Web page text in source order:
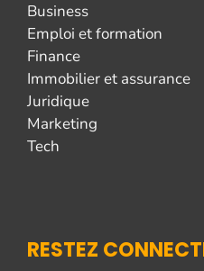
Business
Emploi et formation
Finance
Immobilier et assurance
Juridique
Marketing
Tech
RESTEZ